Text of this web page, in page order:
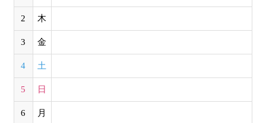
2 木
3 金
4 土
5 日
6 月